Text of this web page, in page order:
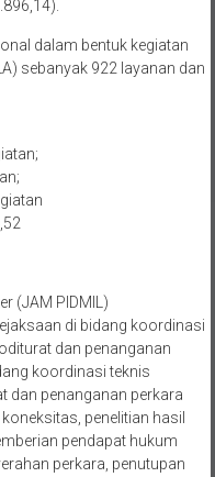
dalam bentuk kegiatan
sebanyak 922 layanan dan
(JAM PIDMIL)
di bidang koordinasi
dan penanganan
koordinasi teknis
dan penanganan perkara
penelitian hasil
pendapat hukum
perkara, penutupan